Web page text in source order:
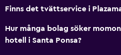
Finns det tvättservice i
Hur många bolag söker
hotell i Santa Ponsa?